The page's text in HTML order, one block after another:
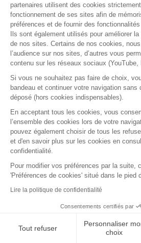
partenaires utilisent des cookies
fonctionnement de ses sites afin de
préférences et de fournir des
Ils sont également utilisés pour améliorer
de nos sites. Certains de nos cookies,
l’audience sur nos sites, d’autres vous
contenu sur les réseaux sociaux
Si vous ne souhaitez pas faire de choix,
bandeau et continuer votre navigation sans
déposé (hors cookies indispensables).
En acceptant tous les cookies, vous
l’ensemble des cookies lors de votre
pouvez également choisir de tous les
et d'en savoir plus sur les cookies en
confidentialité.
Pour modifier vos préférences par la suite,
'Préférences de cookies' situé dans le pied
Lire la politique de confidentialité
Consentements certifiés par
Tout refuser
Personnaliser
choix
ACTUALITÉS
Vendredi 11 août 2017